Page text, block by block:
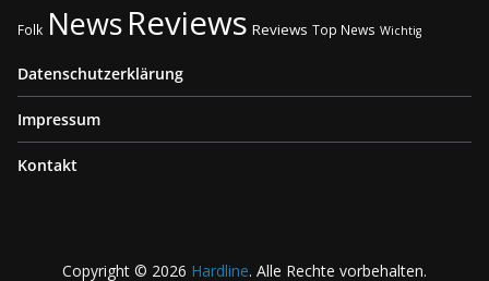
Folk NewsReviews Reviews Top News Wichtig
Datenschutzerklärung
Impressum
Kontakt
Copyright © 2026 Hardline. Alle Rechte vorbehalten.